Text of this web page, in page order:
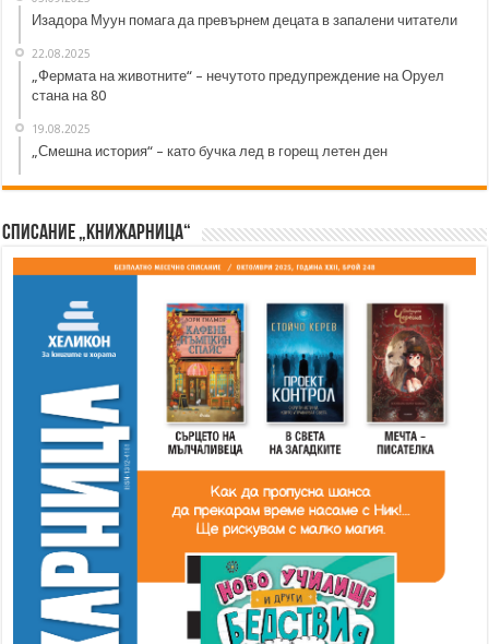
Изадора Муун помага да превърнем децата в запалени читатели
22.08.2025
„Фермата на животните“ – нечутото предупреждение на Оруел
стана на 80
19.08.2025
„Смешна история“ – като бучка лед в горещ летен ден
Списание „Книжарница“